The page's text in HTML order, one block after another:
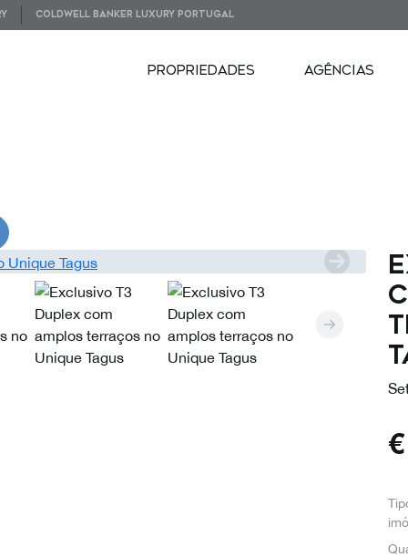
COLDWELL BANKER LUXURY PORTUGAL
PROPRIEDADES AGÊNCIAS